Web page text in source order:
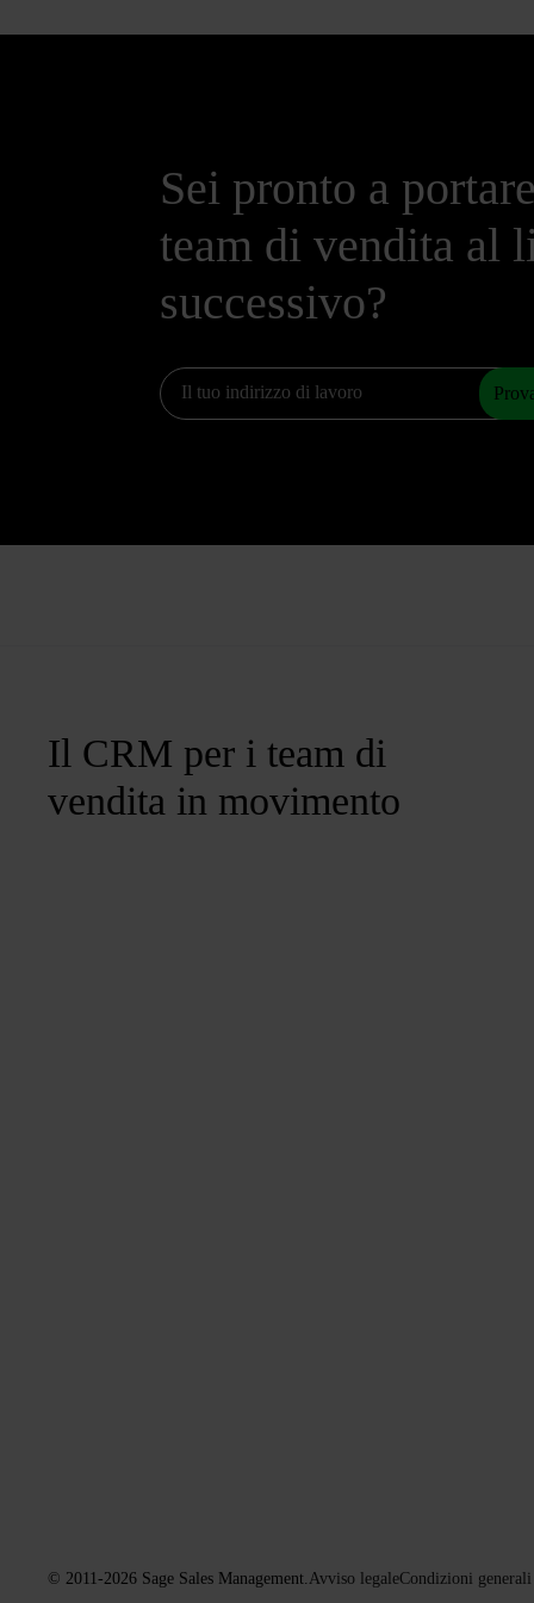
Sei pronto a
team di vendita al
successivo?
Il CRM per i team di
vendita in movimento
© 2011-2026 Sage Sales Management. Avviso legaleCondizioni